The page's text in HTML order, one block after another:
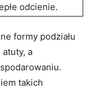
odcienie.
formy podziału
a
takich